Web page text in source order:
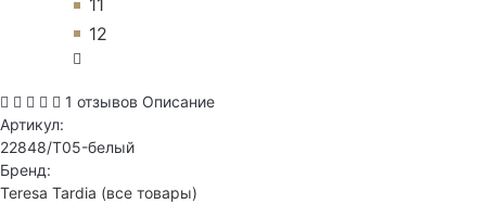
11
12
1 отзывов Описание
Артикул:
22848/T05-белый
Бренд:
Teresa Tardia (все товары)